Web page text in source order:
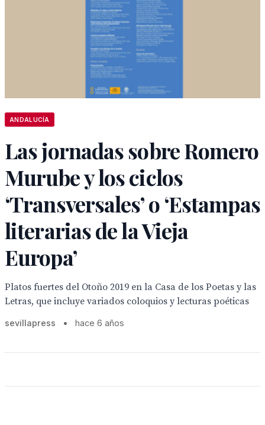
ANDALUCÍA
Las jornadas sobre Romero
Murube y los ciclos
‘Transversales’ o ‘Estampas
literarias de la Vieja
Europa’
Platos fuertes del Otoño 2019 en la Casa de los Poetas y las
Letras, que incluye variados coloquios y lecturas poéticas
sevillapress • hace 6 años